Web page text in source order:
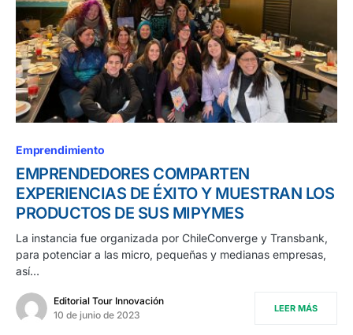
Emprendimiento
EMPRENDEDORES COMPARTEN
EXPERIENCIAS DE ÉXITO Y MUESTRAN LOS
PRODUCTOS DE SUS MIPYMES
La instancia fue organizada por ChileConverge y Transbank,
para potenciar a las micro, pequeñas y medianas empresas,
así…
Editorial Tour Innovación
10 de junio de 2023
LEER MÁS